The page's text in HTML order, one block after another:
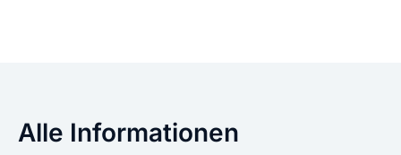
Alle Informationen